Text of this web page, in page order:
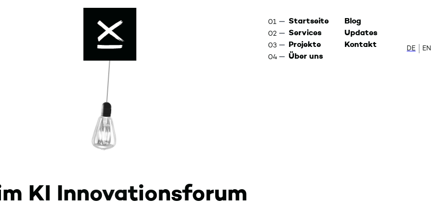
Startseite
Services
Projekte
Über uns
Blog
Updates
Kontakt
DE Zur
EN
Enable dark mode
KI Innovationsforum